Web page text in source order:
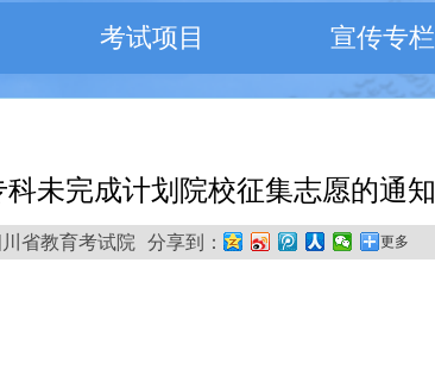
考试项目 宣传专栏
未完成计划院校征集志愿的通知
省教育考试院 分享到： 更多